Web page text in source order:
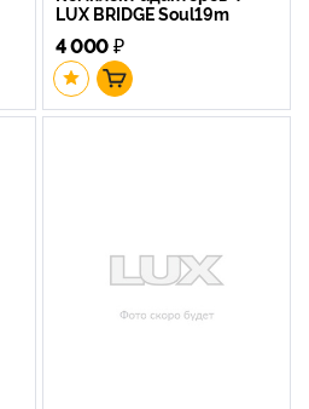
LUX BRIDGE Soul19m
4 000₽